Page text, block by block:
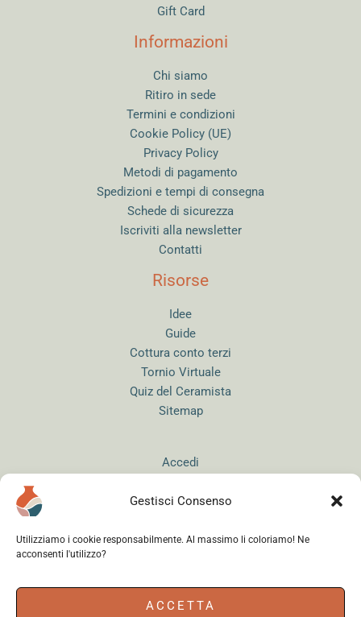
Gestisci Consenso
Utilizziamo i cookie responsabilmente. Al massimo li coloriamo! Ne
acconsenti l'utilizzo?
ACCETTA
Gift Card
Informazioni
Chi siamo
Ritiro in sede
Termini e condizioni
Cookie Policy (UE)
Privacy Policy
Metodi di pagamento
Spedizioni e tempi di consegna
Schede di sicurezza
Iscriviti alla newsletter
Contatti
Risorse
Idee
Guide
Cottura conto terzi
Tornio Virtuale
Quiz del Ceramista
Sitemap
Accedi